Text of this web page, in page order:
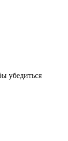
убедиться